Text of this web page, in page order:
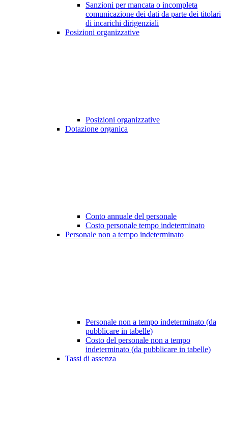
Sanzioni per mancata o incompleta
comunicazione dei dati da parte dei titolari
di incarichi dirigenziali
Posizioni organizzative
Posizioni organizzative
Dotazione organica
Conto annuale del personale
Costo personale tempo indeterminato
Personale non a tempo indeterminato
Personale non a tempo indeterminato (da
pubblicare in tabelle)
Costo del personale non a tempo
indeterminato (da pubblicare in tabelle)
Tassi di assenza